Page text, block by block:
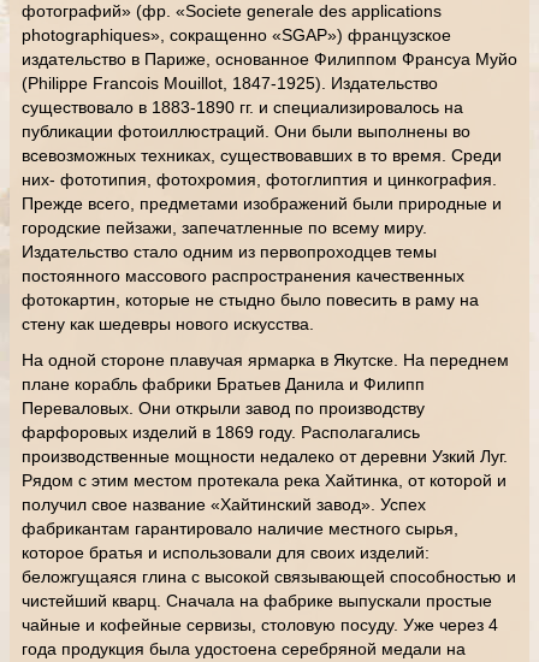
фотографий» (фр. «Societe generale des applications
photographiques», сокращенно «SGAP») французское
издательство в Париже, основанное Филиппом Франсуа Муйо
(Philippe Francois Mouillot, 1847-1925). Издательство
существовало в 1883-1890 гг. и специализировалось на
публикации фотоиллюстраций. Они были выполнены во
всевозможных техниках, существовавших в то время. Среди
них- фототипия, фотохромия, фотоглиптия и цинкография.
Прежде всего, предметами изображений были природные и
городские пейзажи, запечатленные по всему миру.
Издательство стало одним из первопроходцев темы
постоянного массового распространения качественных
фотокартин, которые не стыдно было повесить в раму на
стену как шедевры нового искусства.
На одной стороне плавучая ярмарка в Якутске. На переднем
плане корабль фабрики Братьев Данила и Филипп
Переваловых. Они открыли завод по производству
фарфоровых изделий в 1869 году. Располагались
производственные мощности недалеко от деревни Узкий Луг.
Рядом с этим местом протекала река Хайтинка, от которой и
получил свое название «Хайтинский завод». Успех
фабрикантам гарантировало наличие местного сырья,
которое братья и использовали для своих изделий:
беложгущаяся глина с высокой связывающей способностью и
чистейший кварц. Сначала на фабрике выпускали простые
чайные и кофейные сервизы, столовую посуду. Уже через 4
года продукция была удостоена серебряной медали на